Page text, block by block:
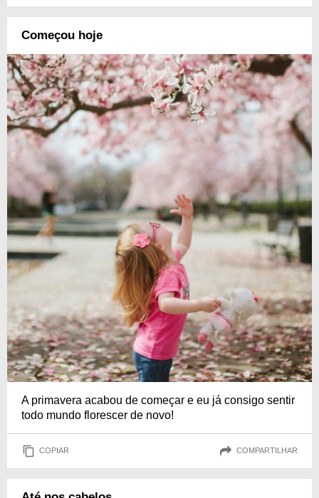
Começou hoje
A primavera acabou de começar e eu já consigo sentir
todo mundo florescer de novo!
COPIAR COMPARTILHAR